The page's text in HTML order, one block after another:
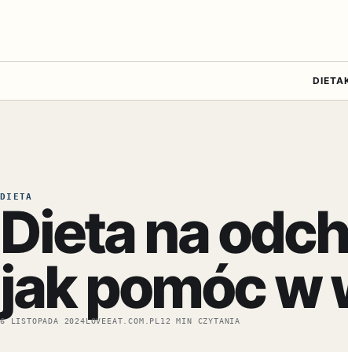
DIETA
DIETA
Dieta na
jak pomóc w
6 LISTOPADA 2024LOVEEAT.COM.PL 12 MIN CZYTANIA